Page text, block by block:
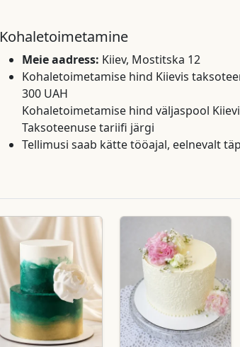
Kohaletoimetamine
Meie aadress: Kiiev, Mostitska 12
Kohaletoimetamise hind Kiievis
300 UAH
Kohaletoimetamise hind väljaspool
Taksoteenuse tariifi järgi
Tellimusi saab kätte tööajal, eelnevalt